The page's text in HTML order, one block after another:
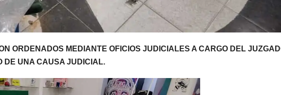
ORDENADOS MEDIANTE OFICIOS JUDICIALES A CARGO DEL
DE UNA CAUSA JUDICIAL.